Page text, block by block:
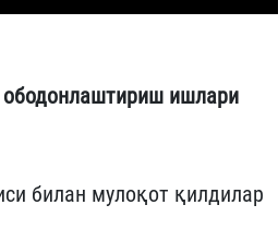
ободонлаштириш ишлари
билан мулоқот қилдилар